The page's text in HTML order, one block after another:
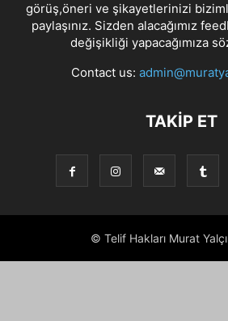
görüş,öneri ve şikayetlerinizi
paylaşınız. Sizden alacağımız
değişikliği yapacağımıza
Contact us:
TAKIP ET
© Telif Hakları Murat